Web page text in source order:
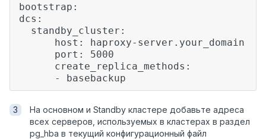
bootstrap:
dcs:
standby_cluster:
host: haproxy-server.your_domain
port: 5000
create_replica_methods:
- basebackup
На основном и Standby кластере добавьте адреса
всех серверов, используемых в кластерах в раздел
pg_hba в текущий конфигурационный файл